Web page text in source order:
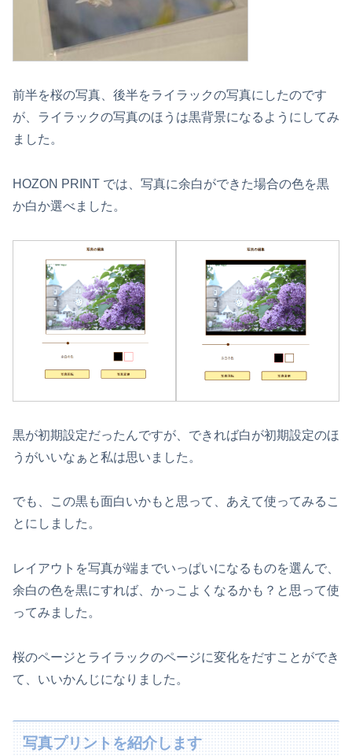
前半を桜の写真、後半をライラックの写真にしたのです
が、ライラックの写真のほうは黒背景になるようにしてみ
ました。
HOZON PRINT では、写真に余白ができた場合の色を黒
か白か選べました。
黒が初期設定だったんですが、できれば白が初期設定のほ
うがいいなぁと私は思いました。
でも、この黒も面白いかもと思って、あえて使ってみるこ
とにしました。
レイアウトを写真が端までいっぱいになるものを選んで、
余白の色を黒にすれば、かっこよくなるかも？と思って使
ってみました。
桜のページとライラックのページに変化をだすことができ
て、いいかんじになりました。
写真プリントを紹介します